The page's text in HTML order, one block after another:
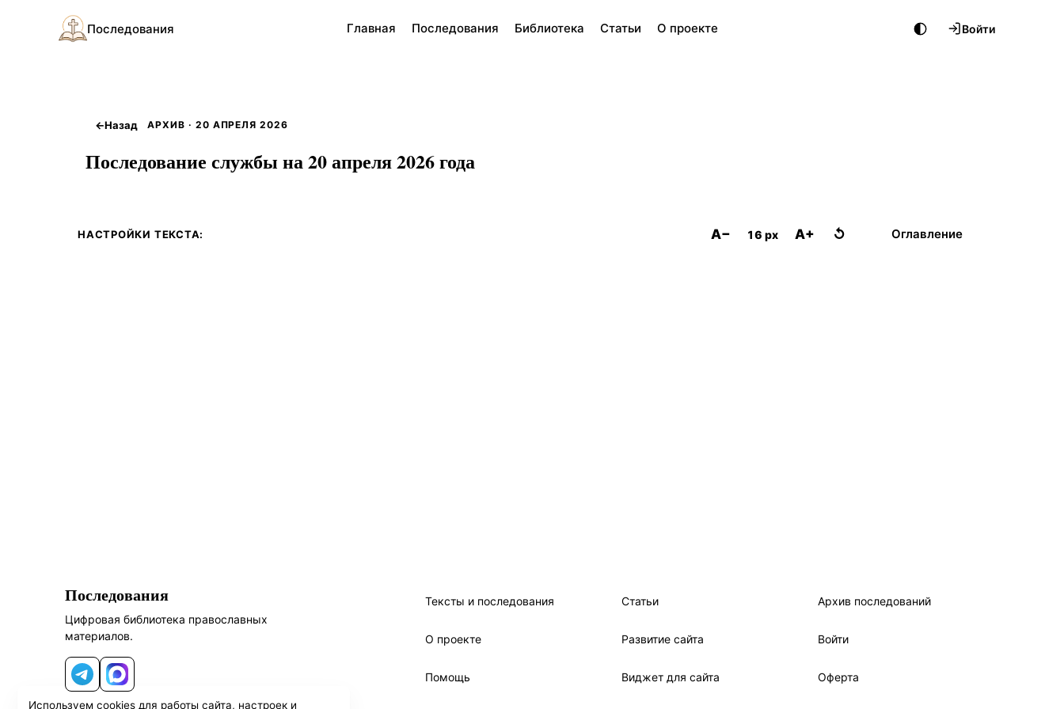
Последования Главная Последования Библиотека Статьи О проекте Войти
←Назад АРХИВ · 20 АПРЕЛЯ 2026
Последование службы на 20 апреля 2026 года
НАСТРОЙКИ ТЕКСТА: A− 16 px A+ ↺ Оглавление
Последования
Цифровая библиотека православных
материалов.
Telegram
MAX
Тексты и последования Статьи Архив последований
О проекте Развитие сайта Войти
Помощь Виджет для сайта Оферта
Используем cookies для работы сайта, настроек и